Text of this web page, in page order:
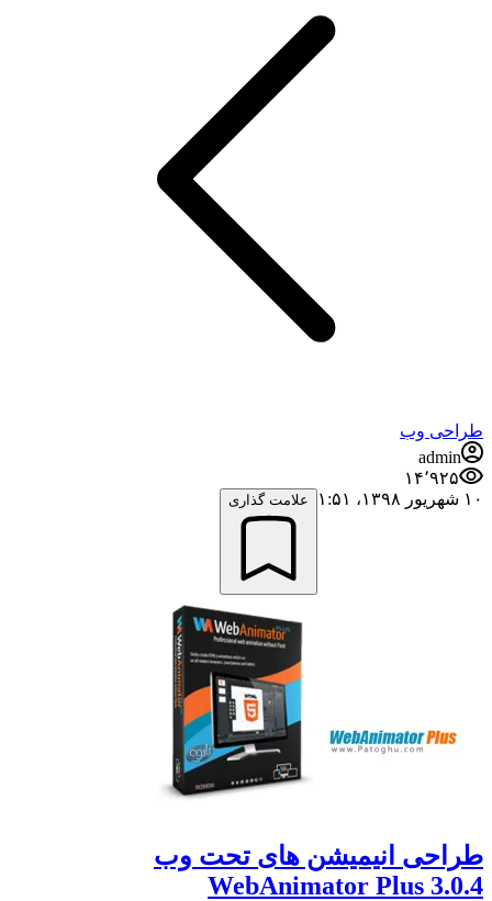
طراحی وب
admin
۱۴٬۹۲۵
۱۰ شهریور ۱۳۹۸،‏ ۱:۵۱
علامت گذاری
طراحی انیمیشن های تحت وب
WebAnimator Plus 3.0.4